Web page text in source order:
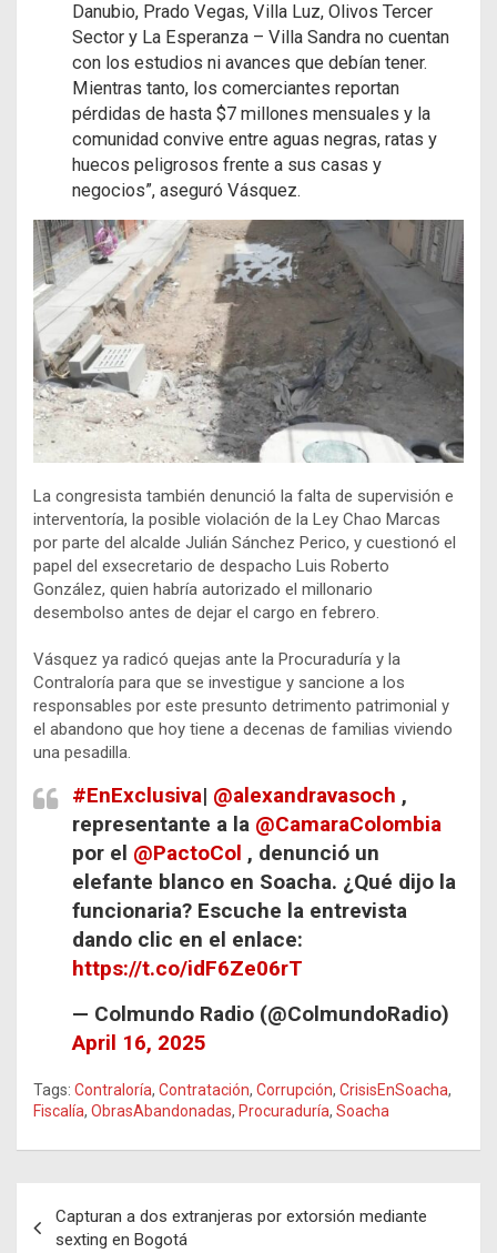
Danubio, Prado Vegas, Villa Luz, Olivos Tercer
Sector y La Esperanza – Villa Sandra no cuentan
con los estudios ni avances que debían tener.
Mientras tanto, los comerciantes reportan
pérdidas de hasta $7 millones mensuales y la
comunidad convive entre aguas negras, ratas y
huecos peligrosos frente a sus casas y
negocios”, aseguró Vásquez.
La congresista también denunció la falta de supervisión e
interventoría, la posible violación de la Ley Chao Marcas
por parte del alcalde Julián Sánchez Perico, y cuestionó el
papel del exsecretario de despacho Luis Roberto
González, quien habría autorizado el millonario
desembolso antes de dejar el cargo en febrero.
Vásquez ya radicó quejas ante la Procuraduría y la
Contraloría para que se investigue y sancione a los
responsables por este presunto detrimento patrimonial y
el abandono que hoy tiene a decenas de familias viviendo
una pesadilla.
#EnExclusiva| @alexandravasoch ,
representante a la @CamaraColombia
por el @PactoCol , denunció un
elefante blanco en Soacha. ¿Qué dijo la
funcionaria? Escuche la entrevista
dando clic en el enlace:
https://t.co/idF6Ze06rT
— Colmundo Radio (@ColmundoRadio)
April 16, 2025
Tags: Contraloría, Contratación, Corrupción, CrisisEnSoacha,
Fiscalía, ObrasAbandonadas, Procuraduría, Soacha
de
Capturan a dos extranjeras por extorsión mediante
sexting en Bogotá